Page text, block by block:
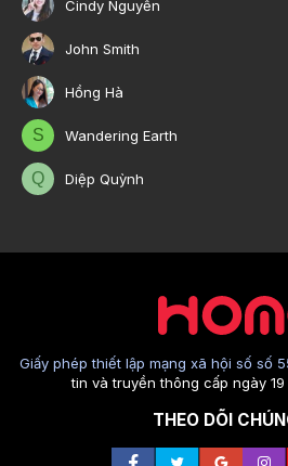
Cindy Nguyễn
John Smith
Hồng Hà
S Wandering Earth
Q Diệp Quỳnh
Giấy phép thiết lập mạng xã hội số số
tin và truyền thông cấp ngày 19
THEO DÕI